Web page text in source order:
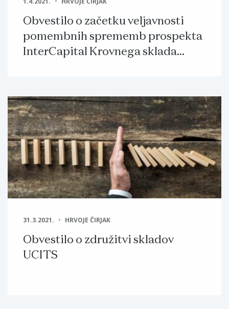
Obvestilo o začetku veljavnosti
pomembnih sprememb prospekta
InterCapital Krovnega sklada
31.3.2021. HRVOJE ČIRJAK
Obvestilo o združitvi skladov
UCITS